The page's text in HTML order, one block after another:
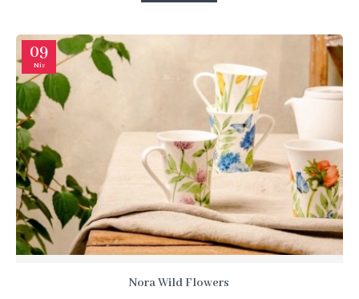
09
Nis
Nora Wild Flowers